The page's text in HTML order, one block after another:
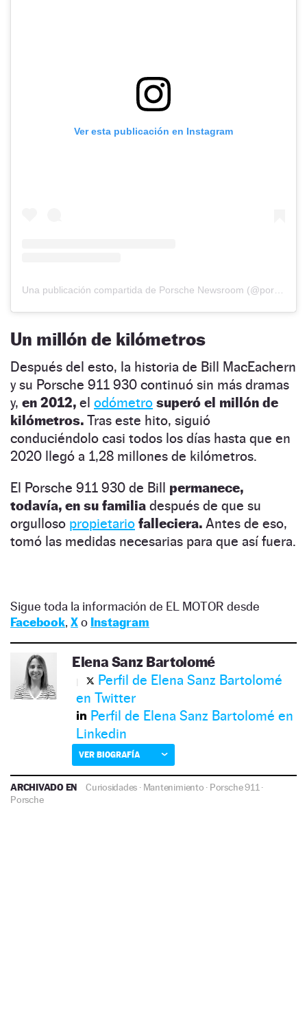
Ver esta publicación en Instagram
Un millón de kilómetros
Después del esto, la historia de Bill MacEachern
y su Porsche 911 930 continuó sin más dramas
y, en 2012, el odómetro superó el millón de
kilómetros. Tras este hito, siguió
conduciéndolo casi todos los días hasta que en
2020 llegó a 1,28 millones de kilómetros.
El Porsche 911 930 de Bill permanece,
todavía, en su familia después de que su
orgulloso propietario falleciera. Antes de eso,
tomó las medidas necesarias para que así fuera.
Sigue toda la información de EL MOTOR desde
Facebook, Xo Instagram
Elena Sanz Bartolomé
Perfil de Elena Sanz Bartolomé
en Twitter
Perfil de Elena Sanz Bartolomé en
Linkedin
VER BIOGRAFÍA
ARCHIVADO EN Curiosidades · Mantenimiento · Porsche 911 ·
Porsche